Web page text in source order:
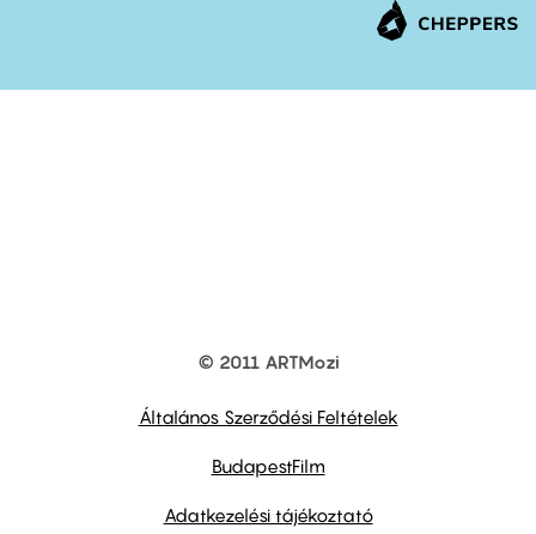
© 2011 ARTMozi
Általános Szerződési Feltételek
BudapestFilm
Adatkezelési tájékoztató